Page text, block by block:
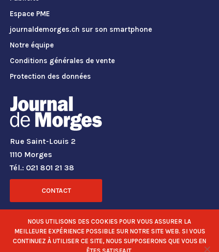
Espace PME
journaldemorges.ch sur son smartphone
Notre équipe
Conditions générales de vente
Protection des données
Rue Saint-Louis 2
1110 Morges
Tél.: 021 801 21 38
CONTACT
RÉSEAUX SOCIAUX
NOUS UTILISONS DES COOKIES POUR VOUS ASSURER LA
MEILLEURE EXPÉRIENCE POSSIBLE SUR NOTRE SITE WEB. SI VOUS
CONTINUEZ À UTILISER CE SITE, NOUS SUPPOSERONS QUE VOUS EN